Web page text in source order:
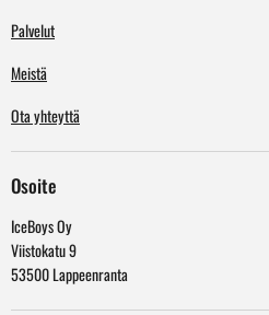
Palvelut
Meistä
Ota yhteyttä
Osoite
IceBoys Oy
Viistokatu 9
53500 Lappeenranta